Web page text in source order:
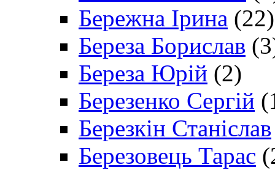
Бережна Ірина (22)
Береза Борислав
Береза Юрій (2)
Березенко Сергій
Березкін Станіслав
Березовець Тарас